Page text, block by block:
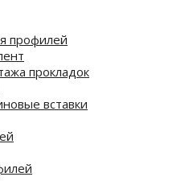
профилей
прокладок
вставки